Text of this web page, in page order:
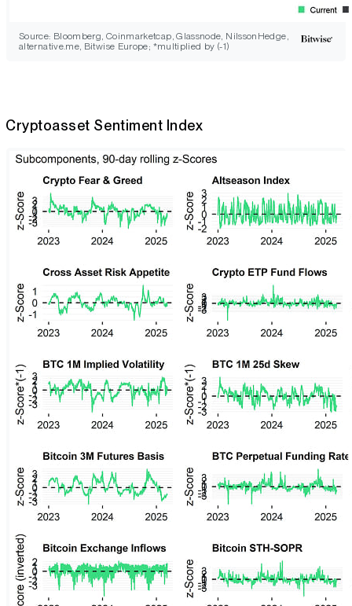
Source: Bloomberg, Coinmarketcap, Glassnode, NilssonHedge,
alternative.me, Bitwise Europe; *multiplied by (-1)
Cryptoasset Sentiment Index